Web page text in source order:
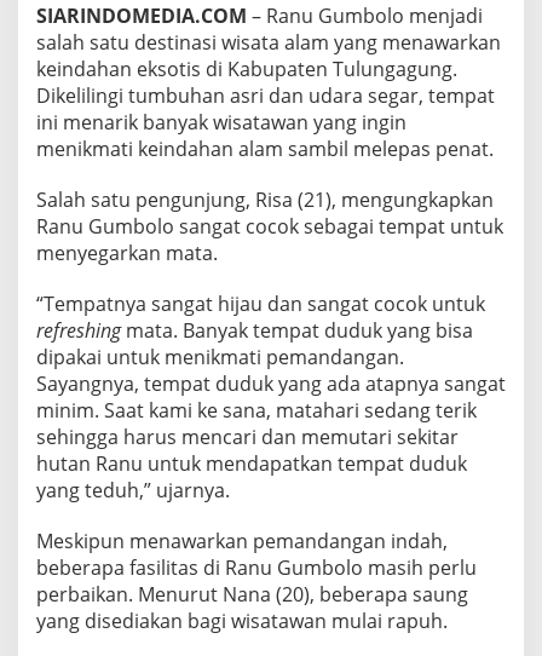
U
L
U
N
G
A
G
N
G
Y
G
B
U
T
U
H
P
E
R
T
A
N
SIARINDOMEDIA.COM – Ranu Gumbolo menjadi
salah satu destinasi wisata alam yang menawarkan
keindahan eksotis di Kabupaten Tulungagung.
Dikelilingi tumbuhan asri dan udara segar, tempat
ini menarik banyak wisatawan yang ingin
menikmati keindahan alam sambil melepas penat.
Salah satu pengunjung, Risa (21), mengungkapkan
Ranu Gumbolo sangat cocok sebagai tempat untuk
menyegarkan mata.
“Tempatnya sangat hijau dan sangat cocok untuk
refreshingmata. Banyak tempat duduk yang bisa
dipakai untuk menikmati pemandangan.
Sayangnya, tempat duduk yang ada atapnya sangat
minim. Saat kami ke sana, matahari sedang terik
sehingga harus mencari dan memutari sekitar
hutan Ranu untuk mendapatkan tempat duduk
yang teduh,” ujarnya.
Meskipun menawarkan pemandangan indah,
beberapa fasilitas di Ranu Gumbolo masih perlu
perbaikan. Menurut Nana (20), beberapa saung
yang disediakan bagi wisatawan mulai rapuh.